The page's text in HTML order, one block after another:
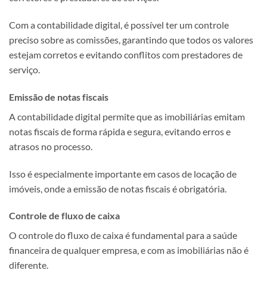
Com a contabilidade digital, é possível ter um controle
preciso sobre as comissões, garantindo que todos os valores
estejam corretos e evitando conflitos com prestadores de
serviço.
Emissão de notas fiscais
A contabilidade digital permite que as imobiliárias emitam
notas fiscais de forma rápida e segura, evitando erros e
atrasos no processo.
Isso é especialmente importante em casos de locação de
imóveis, onde a emissão de notas fiscais é obrigatória.
Controle de fluxo de caixa
O controle do fluxo de caixa é fundamental para a saúde
financeira de qualquer empresa, e com as imobiliárias não é
diferente.